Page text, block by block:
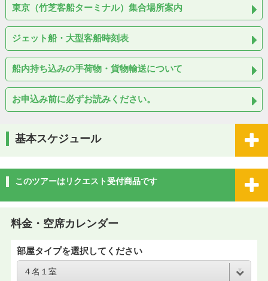
東京（竹芝客船ターミナル）集合場所案内
ジェット船・大型客船時刻表
船内持ち込みの手荷物・貨物輸送について
お申込み前に必ずお読みください。
基本スケジュール
このツアーはリクエスト受付商品です
料金・空席カレンダー
部屋タイプを選択してください